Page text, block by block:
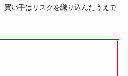
買い手はリスクを織り込んだうえで